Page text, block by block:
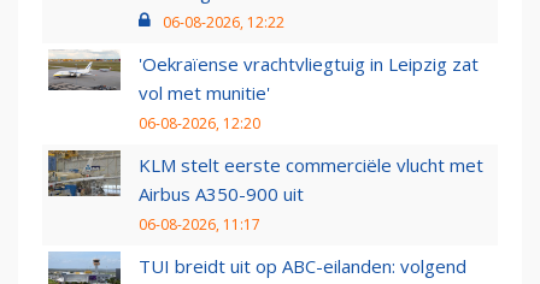
06-08-2026, 12:22
'Oekraïense vrachtvliegtuig in Leipzig zat
vol met munitie'
06-08-2026, 12:20
KLM stelt eerste commerciële vlucht met
Airbus A350-900 uit
06-08-2026, 11:17
TUI breidt uit op ABC-eilanden: volgend